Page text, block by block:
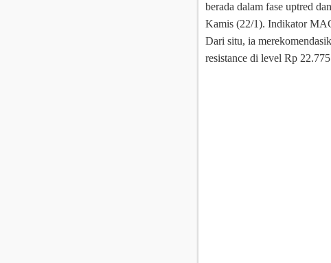
berada dalam fase uptred
Kamis (22/1). Indikator
Dari situ, ia
resistance di level Rp